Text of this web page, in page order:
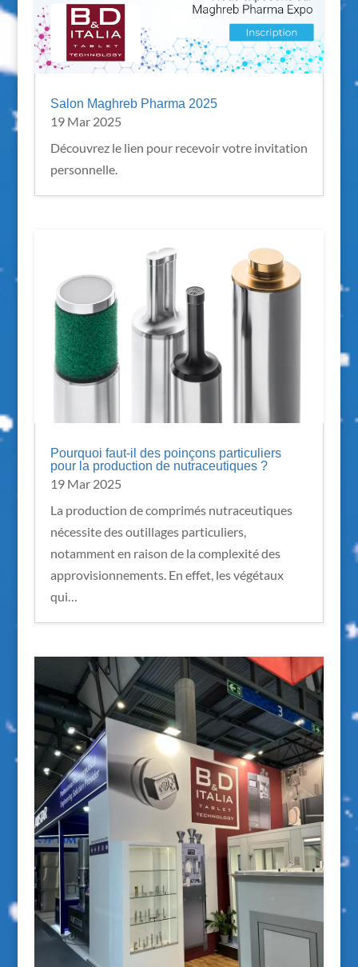
Salon Maghreb Pharma 2025
19 Mar 2025
Découvrez le lien pour recevoir votre invitation
personnelle.
Pourquoi faut-il des poinçons particuliers
pour la production de nutraceutiques ?
19 Mar 2025
La production de comprimés nutraceutiques
nécessite des outillages particuliers,
notamment en raison de la complexité des
approvisionnements. En effet, les végétaux
qui…